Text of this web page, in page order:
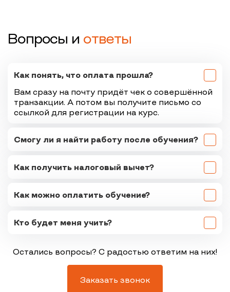
Вопросы и ответы
Как понять, что оплата прошла?
Вам сразу на почту придёт чек о совершённой
транзакции. А потом вы получите письмо со
ссылкой для регистрации на курс.
Смогу ли я найти работу после обучения?
Как получить налоговый вычет?
Как можно оплатить обучение?
Кто будет меня учить?
Остались вопросы? С радостью ответим на них!
Заказать звонок